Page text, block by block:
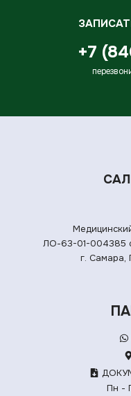
+7
ЛО-63-01-004385
г. Самара,
Пн -